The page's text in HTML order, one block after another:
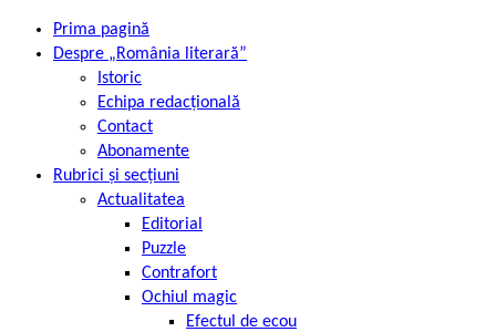
Prima pagină
Despre „România literară”
Istoric
Echipa redacțională
Contact
Abonamente
Rubrici și secțiuni
Actualitatea
Editorial
Puzzle
Contrafort
Ochiul magic
Efectul de ecou